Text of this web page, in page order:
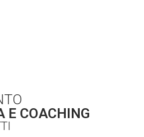
E COACHING